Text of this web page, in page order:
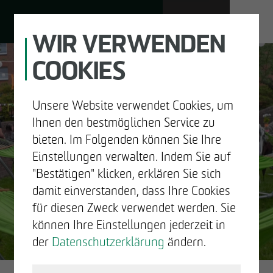
UNTERNEHMEN
ENTWICKELN
BAUEN
DE EN
GUTE
NACHRICHTEN.
WIR VERWENDEN
COOKIES
Unsere Website verwendet Cookies, um
Ihnen den bestmöglichen Service zu
bieten. Im Folgenden können Sie Ihre
Einstellungen verwalten. Indem Sie auf
"Bestätigen" klicken, erklären Sie sich
damit einverstanden, dass Ihre Cookies
für diesen Zweck verwendet werden. Sie
können Ihre Einstellungen jederzeit in
der Datenschutzerklärung ändern.